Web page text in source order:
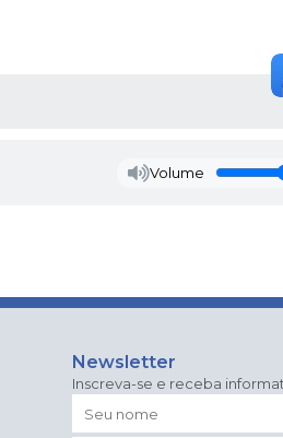
Volume
Newsletter
Inscreva-se e receba